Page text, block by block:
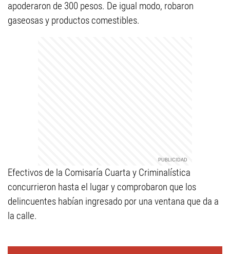
apoderaron de 300 pesos. De igual modo, robaron
gaseosas y productos comestibles.
Efectivos de la Comisaría Cuarta y Criminalística
concurrieron hasta el lugar y comprobaron que los
delincuentes habían ingresado por una ventana que da a
la calle.